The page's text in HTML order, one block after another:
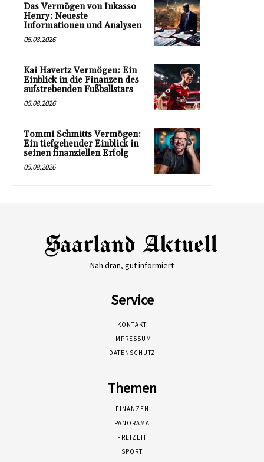
Das Vermögen von Inkasso
Henry: Neueste
Informationen und Analysen
05.08.2026
Kai Havertz Vermögen: Ein
Einblick in die Finanzen des
aufstrebenden Fußballstars
05.08.2026
Tommi Schmitts Vermögen:
Ein tiefgehender Einblick in
seinen finanziellen Erfolg
05.08.2026
Nah dran, gut informiert
Service
KONTAKT
IMPRESSUM
DATENSCHUTZ
Themen
FINANZEN
PANORAMA
FREIZEIT
SPORT